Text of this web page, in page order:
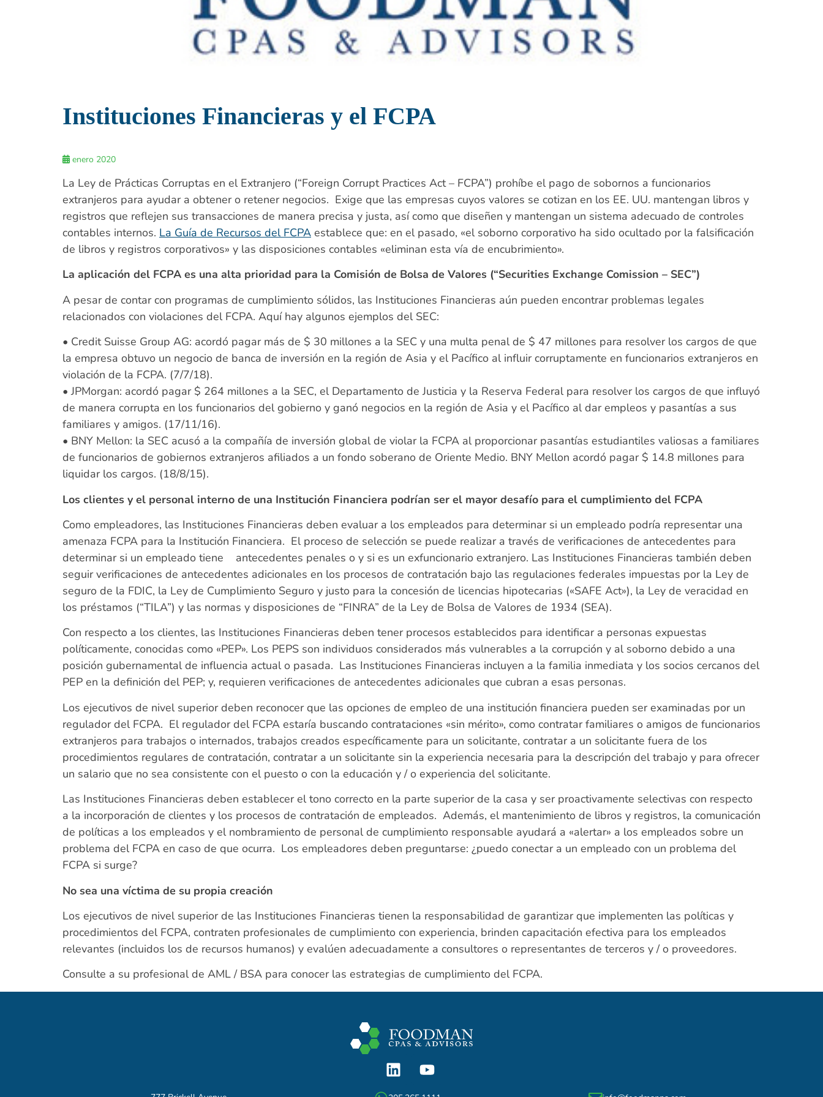
Instituciones Financieras y el FCPA
enero 2020
La Ley de Prácticas Corruptas en el Extranjero (“Foreign Corrupt Practices Act – FCPA”) prohíbe el pago de sobornos a funcionarios
extranjeros para ayudar a obtener o retener negocios. Exige que las empresas cuyos valores se cotizan en los EE. UU. mantengan libros y
registros que reflejen sus transacciones de manera precisa y justa, así como que diseñen y mantengan un sistema adecuado de controles
contables internos. La Guía de Recursos del FCPA establece que: en el pasado, «el soborno corporativo ha sido ocultado por la falsificación
de libros y registros corporativos» y las disposiciones contables «eliminan esta vía de encubrimiento».
La aplicación del FCPA es una alta prioridad para la Comisión de Bolsa de Valores (“Securities Exchange Comission – SEC”)
A pesar de contar con programas de cumplimiento sólidos, las Instituciones Financieras aún pueden encontrar problemas legales
relacionados con violaciones del FCPA. Aquí hay algunos ejemplos del SEC:
• Credit Suisse Group AG: acordó pagar más de $ 30 millones a la SEC y una multa penal de $ 47 millones para resolver los cargos de que
la empresa obtuvo un negocio de banca de inversión en la región de Asia y el Pacífico al influir corruptamente en funcionarios extranjeros en
violación de la FCPA. (7/7/18).
• JPMorgan: acordó pagar $ 264 millones a la SEC, el Departamento de Justicia y la Reserva Federal para resolver los cargos de que influyó
de manera corrupta en los funcionarios del gobierno y ganó negocios en la región de Asia y el Pacífico al dar empleos y pasantías a sus
familiares y amigos. (17/11/16).
• BNY Mellon: la SEC acusó a la compañía de inversión global de violar la FCPA al proporcionar pasantías estudiantiles valiosas a familiares
de funcionarios de gobiernos extranjeros afiliados a un fondo soberano de Oriente Medio. BNY Mellon acordó pagar $ 14.8 millones para
liquidar los cargos. (18/8/15).
Los clientes y el personal interno de una Institución Financiera podrían ser el mayor desafío para el cumplimiento del FCPA
Como empleadores, las Instituciones Financieras deben evaluar a los empleados para determinar si un empleado podría representar una
amenaza FCPA para la Institución Financiera. El proceso de selección se puede realizar a través de verificaciones de antecedentes para
determinar si un empleado tiene antecedentes penales o y si es un exfuncionario extranjero. Las Instituciones Financieras también deben
seguir verificaciones de antecedentes adicionales en los procesos de contratación bajo las regulaciones federales impuestas por la Ley de
seguro de la FDIC, la Ley de Cumplimiento Seguro y justo para la concesión de licencias hipotecarias («SAFE Act»), la Ley de veracidad en
los préstamos (“TILA”) y las normas y disposiciones de “FINRA” de la Ley de Bolsa de Valores de 1934 (SEA).
Con respecto a los clientes, las Instituciones Financieras deben tener procesos establecidos para identificar a personas expuestas
políticamente, conocidas como «PEP». Los PEPS son individuos considerados más vulnerables a la corrupción y al soborno debido a una
posición gubernamental de influencia actual o pasada. Las Instituciones Financieras incluyen a la familia inmediata y los socios cercanos del
PEP en la definición del PEP; y, requieren verificaciones de antecedentes adicionales que cubran a esas personas.
Los ejecutivos de nivel superior deben reconocer que las opciones de empleo de una institución financiera pueden ser examinadas por un
regulador del FCPA. El regulador del FCPA estaría buscando contrataciones «sin mérito», como contratar familiares o amigos de funcionarios
extranjeros para trabajos o internados, trabajos creados específicamente para un solicitante, contratar a un solicitante fuera de los
procedimientos regulares de contratación, contratar a un solicitante sin la experiencia necesaria para la descripción del trabajo y para ofrecer
un salario que no sea consistente con el puesto o con la educación y / o experiencia del solicitante.
Las Instituciones Financieras deben establecer el tono correcto en la parte superior de la casa y ser proactivamente selectivas con respecto
a la incorporación de clientes y los procesos de contratación de empleados. Además, el mantenimiento de libros y registros, la comunicación
de políticas a los empleados y el nombramiento de personal de cumplimiento responsable ayudará a «alertar» a los empleados sobre un
problema del FCPA en caso de que ocurra. Los empleadores deben preguntarse: ¿puedo conectar a un empleado con un problema del
FCPA si surge?
No sea una víctima de su propia creación
Los ejecutivos de nivel superior de las Instituciones Financieras tienen la responsabilidad de garantizar que implementen las políticas y
procedimientos del FCPA, contraten profesionales de cumplimiento con experiencia, brinden capacitación efectiva para los empleados
relevantes (incluidos los de recursos humanos) y evalúen adecuadamente a consultores o representantes de terceros y / o proveedores.
Consulte a su profesional de AML / BSA para conocer las estrategias de cumplimiento del FCPA.